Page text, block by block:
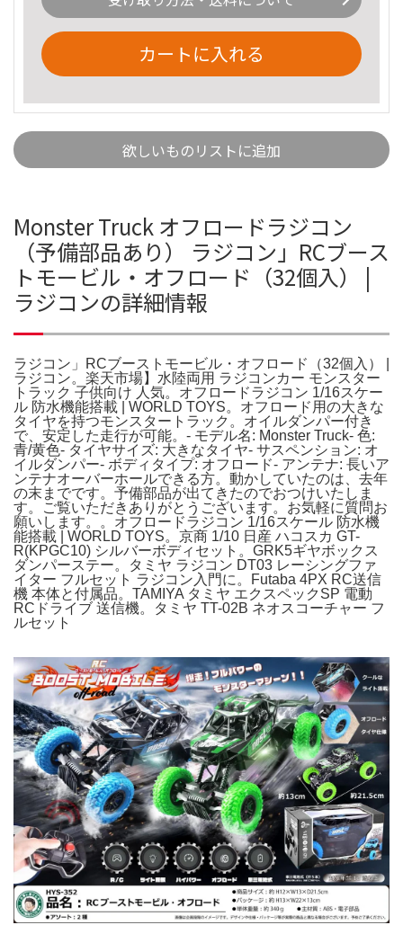
カートに入れる
欲しいものリストに追加
Monster Truck オフロードラジコン
（予備部品あり） ラジコン」RCブース
トモービル・オフロード（32個入） |
ラジコンの詳細情報
ラジコン」RCブーストモービル・オフロード（32個入） |
ラジコン。楽天市場】水陸両用 ラジコンカー モンスター
トラック 子供向け 人気。オフロードラジコン 1/16スケー
ル 防水機能搭載 | WORLD TOYS。オフロード用の大きな
タイヤを持つモンスタートラック。オイルダンパー付き
で、安定した走行が可能。- モデル名: Monster Truck- 色:
青/黄色- タイヤサイズ: 大きなタイヤ- サスペンション: オ
イルダンパー- ボディタイプ: オフロード- アンテナ: 長いア
ンテナオーバーホールできる方。動かしていたのは、去年
の末までです。予備部品が出てきたのでおつけいたしま
す。ご覧いただきありがとうございます。お気軽に質問お
願いします。。オフロードラジコン 1/16スケール 防水機
能搭載 | WORLD TOYS。京商 1/10 日産 ハコスカ GT-
R(KPGC10) シルバーボディセット。GRK5ギヤボックス
ダンパーステー。タミヤ ラジコン DT03 レーシングファ
イター フルセット ラジコン入門に。Futaba 4PX RC送信
機 本体と付属品。TAMIYA タミヤ エクスペックSP 電動
RCドライブ 送信機。タミヤ TT-02B ネオスコーチャー フ
ルセット